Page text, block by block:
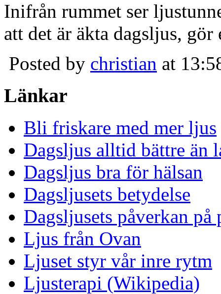
Inifrån rummet ser
att det är äkta dagsljus,
Posted by christian at
Länkar
Bli friskare med mer ljus
Dagsljus alltid bättre än
Dagsljus bra för hälsan
Dagsljusets betydelse
Dagsljusets påverkan på
Ljus från Ovan
Ljuset styr vår inre rytm
Ljusterapi (Wikipedia)